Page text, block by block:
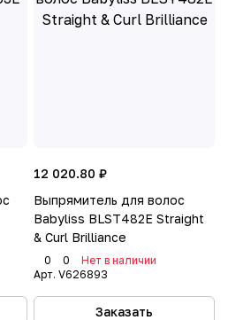
BaByliss.
и широко
миру. Сейчас товарный
фены, стайлеры, щипцы,
стрижки волос,
эпиляторы, средства
12 020.80 ₽
Выпрямитель для волос
Babyliss BLST482E Straight
& Curl Brilliance
0 0
Нет в наличии
Арт. V626893
Заказать